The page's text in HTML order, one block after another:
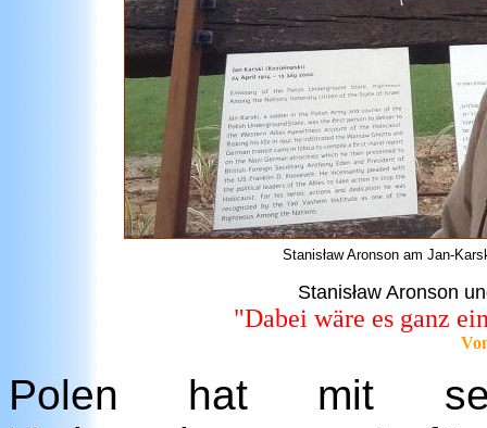
Stanisław Aronson am Jan-
Stanisław Aronson
"Dabei wäre es ganz
Polen hat mit